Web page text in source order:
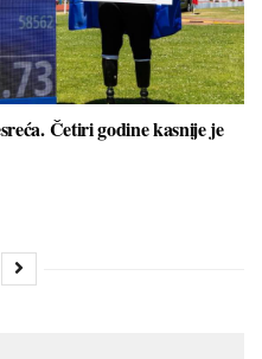
Četiri godine kasnije je